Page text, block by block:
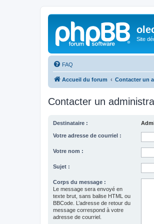
Site
FAQ
Accueil du forum Contacter un
Contacter un
Destinataire :
Votre adresse de courriel :
Votre nom :
Sujet :
Corps du message :
Le message sera envoyé en
texte brut, sans balise HTML ou
BBCode. L’adresse de retour du
message correspond à votre
adresse de courriel.